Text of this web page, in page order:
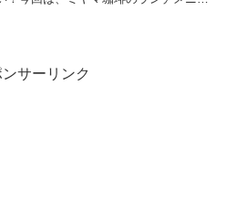
ンサーリンク